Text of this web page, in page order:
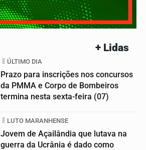
+ Lidas
ÚLTIMO DIA
Prazo para inscrições nos concursos
da PMMA e Corpo de Bombeiros
termina nesta sexta-feira (07)
LUTO MARANHENSE
Jovem de Açailândia que lutava na
guerra da Ucrânia é dado como